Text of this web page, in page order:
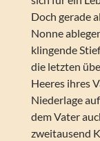
Doch gerade
Nonne
klingende
die letzten
Heeres ihres
Niederlage
dem Vater
zweitausend